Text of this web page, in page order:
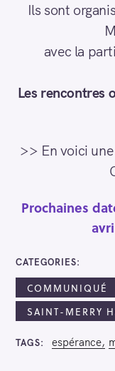
Ils sont
avec la
Les rencontres
>> En voici
Prochaines
CATEGORIES
COMMUNIQUÉ
SAINT-MERRY
TAGS espérance